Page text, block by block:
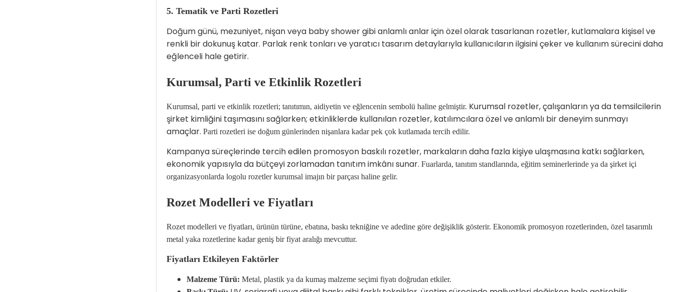
5. Tematik ve Parti Rozetleri
Doğum günü, mezuniyet, nişan veya baby shower gibi anlamlı anlar için özel olarak tasarlanan rozetler, kutlamalara kişisel ve
renkli bir dokunuş katar. Parlak renk tonları ve yaratıcı tasarım detaylarıyla kullanıcıların ilgisini çeker ve kullanım sürecini daha
eğlenceli hale getirir.
Kurumsal, Parti ve Etkinlik Rozetleri
Kurumsal, parti ve etkinlik rozetleri; tanıtımın, aidiyetin ve eğlencenin sembolü haline gelmiştir. Kurumsal rozetler, çalışanların ya da temsilcilerin
şirket kimliğini taşımasını sağlarken; etkinliklerde kullanılan rozetler, katılımcılara özel ve anlamlı bir deneyim sunmayı
amaçlar. Parti rozetleri ise doğum günlerinden nişanlara kadar pek çok kutlamada tercih edilir.
Kampanya süreçlerinde tercih edilen promosyon baskılı rozetler, markaların daha fazla kişiye ulaşmasına katkı sağlarken,
ekonomik yapısıyla da bütçeyi zorlamadan tanıtım imkânı sunar. Fuarlarda, tanıtım standlarında, eğitim seminerlerinde ya da şirket içi
organizasyonlarda logolu rozetler kurumsal imajın bir parçası haline gelir.
Rozet Modelleri ve Fiyatları
Rozet modelleri ve fiyatları, ürünün türüne, ebatına, baskı tekniğine ve adedine göre değişiklik gösterir. Ekonomik promosyon rozetlerinden, özel tasarımlı
metal yaka rozetlerine kadar geniş bir fiyat aralığı mevcuttur.
Fiyatları Etkileyen Faktörler
Malzeme Türü: Metal, plastik ya da kumaş malzeme seçimi fiyatı doğrudan etkiler.